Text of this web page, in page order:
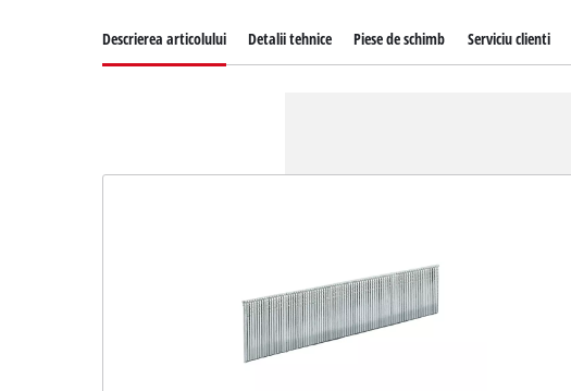
Descrierea articolului Detalii tehnice Piese de schimb Serviciu clienti